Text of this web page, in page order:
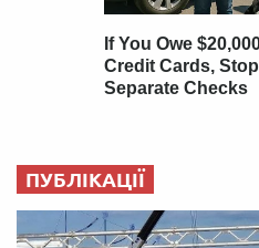
ПУБЛІКАЦІЇ